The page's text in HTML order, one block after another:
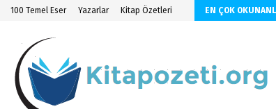
100 Temel Eser Yazarlar Kitap Özetleri EN ÇOK
ÖZETİ